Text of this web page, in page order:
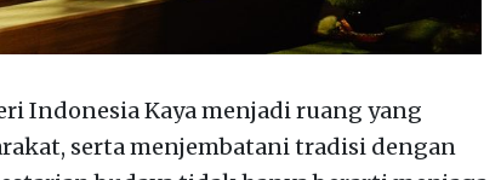
Indonesia Kaya menjadi ruang yang
serta menjembatani tradisi dengan